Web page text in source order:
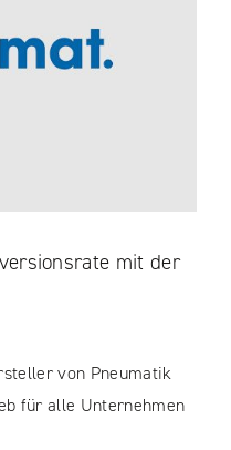
mit der
von Pneumatik
für alle Unternehmen